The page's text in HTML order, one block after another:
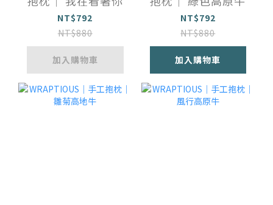
NT$792
NT$880
加入購物車
NT$792
NT$880
加入購物車